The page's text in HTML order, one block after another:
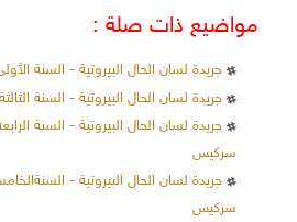
مواضيع ذات صلة :
جريدة لسان الحال البيروتية - السنة الأولى 1877م - خليل سركيس
جريدة لسان الحال البيروتية - السنة الثالثة 1879م - خليل سركيس
سركيس
سركيس